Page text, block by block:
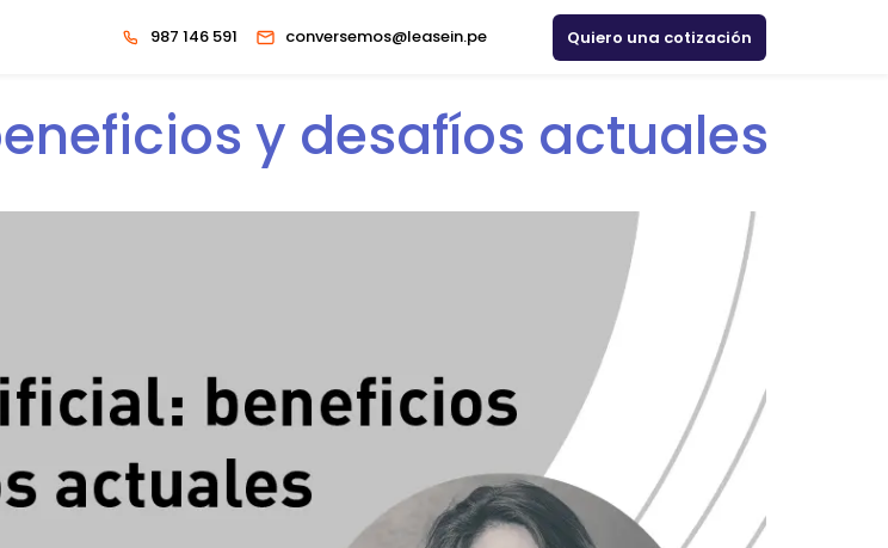
987 146 591 conversemos@leasein.pe Quiero una cotización
y desafíos actuales